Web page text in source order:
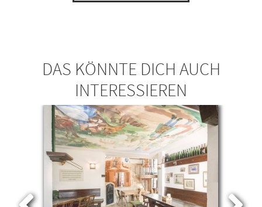
DAS KÖNNTE DICH AUCH
INTERESSIEREN